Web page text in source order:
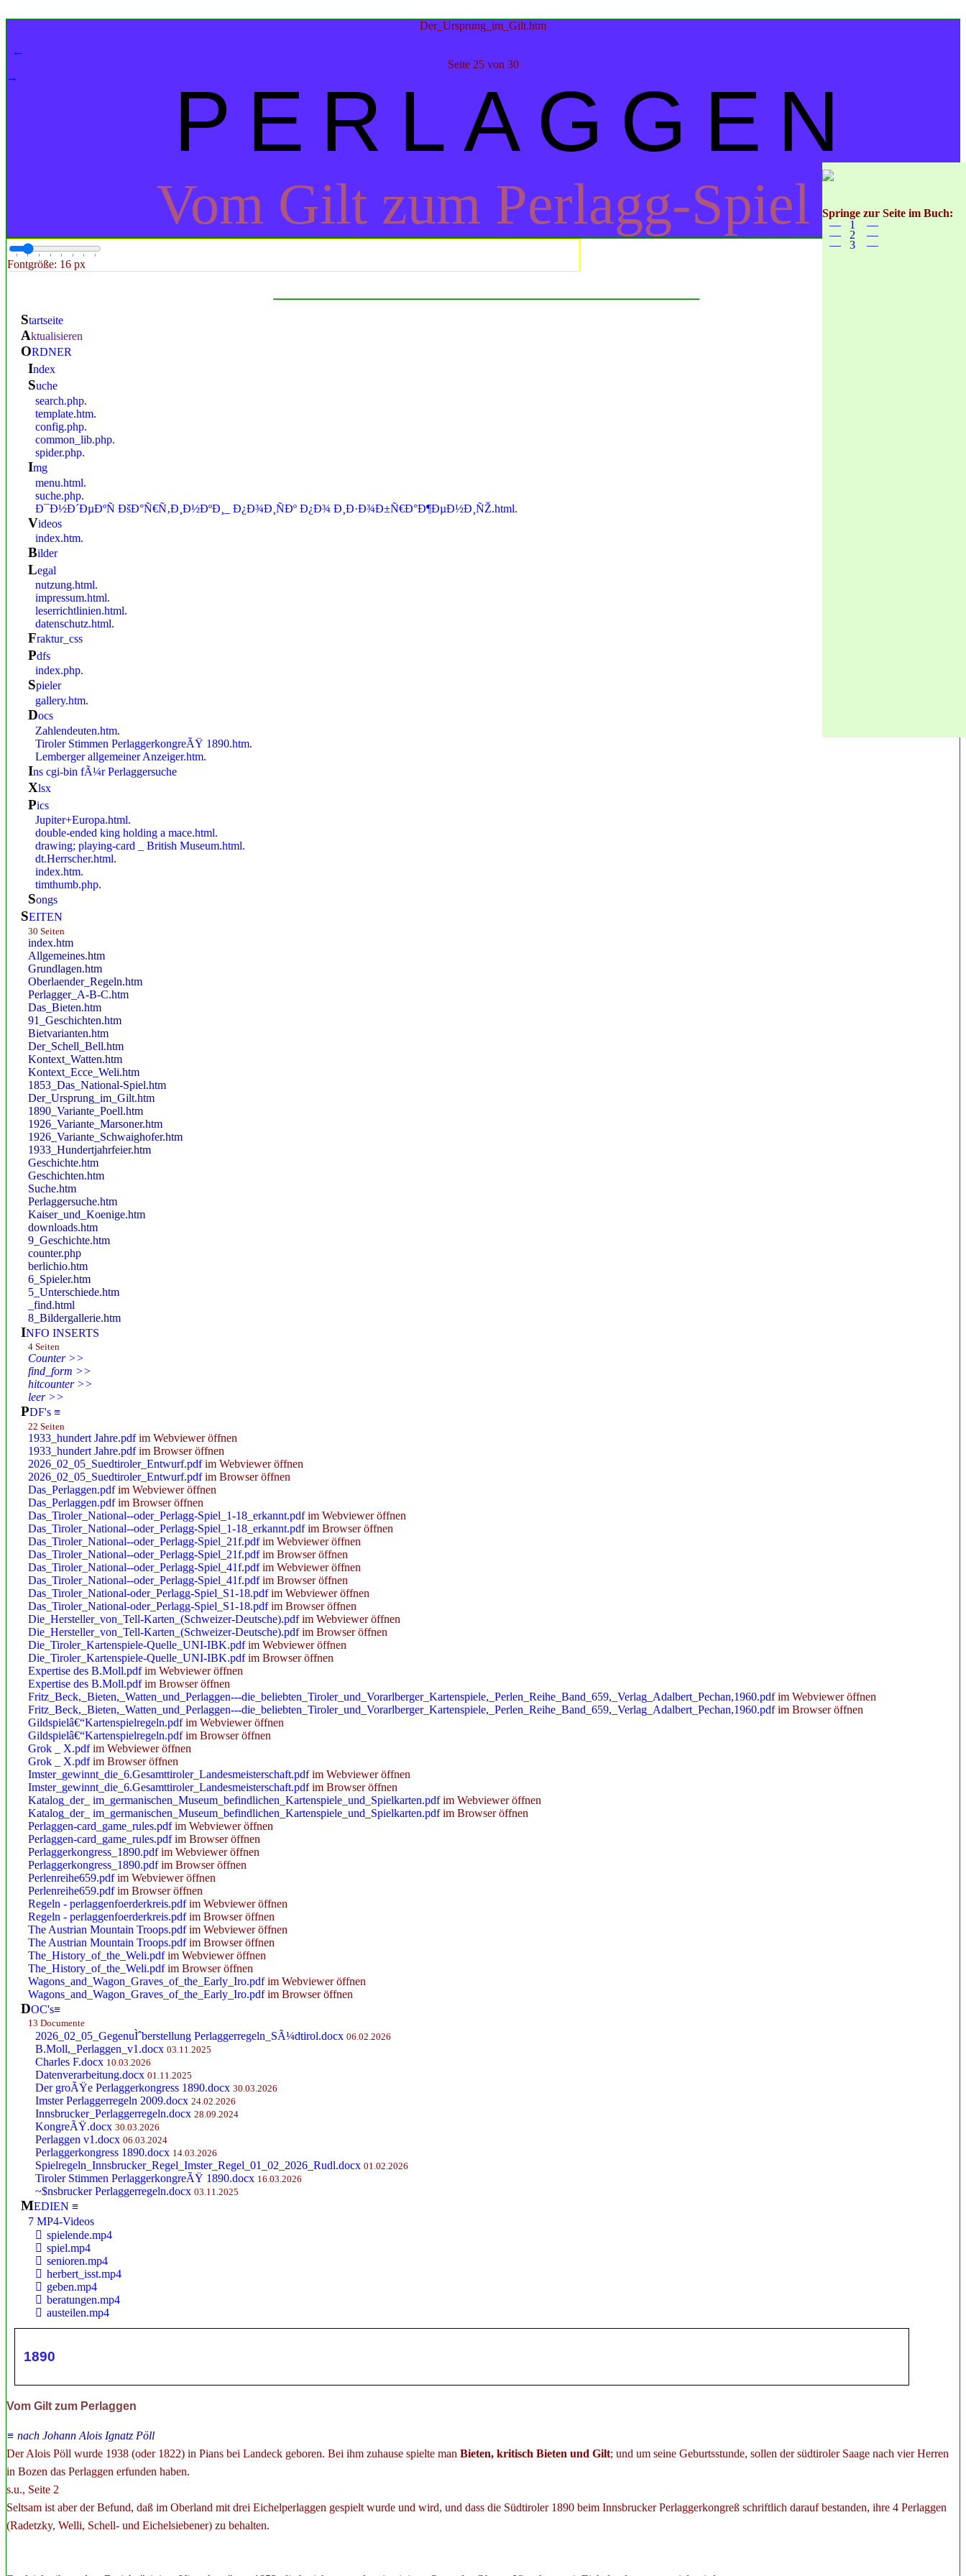
Der_Ursprung_im_Gilt.htm
←
Seite 25 von 30
→
PERLAGGEN
Vom Gilt zum Perlagg-Spiel
Fontgröße: 16 px
Startseite
aktualisieren
ORDNER
index
Suche
search.php.
template.htm.
config.php.
common_lib.php.
spider.php.
img
menu.html.
suche.php.
Ð¯Ð½Ð´ÐµÐºÑ ÐšÐ°Ñ€Ñ‚Ð¸Ð½ÐºÐ¸_ Ð¿Ð¾Ð¸ÑÐº Ð¿Ð¾ Ð¸Ð·Ð¾Ð±Ñ€Ð°Ð¶ÐµÐ½Ð¸ÑŽ.html.
videos
index.htm.
bilder
legal
nutzung.html.
impressum.html.
leserrichtlinien.html.
datenschutz.html.
fraktur_css
pdfs
index.php.
Spieler
gallery.htm.
docs
Zahlendeuten.htm.
Tiroler Stimmen PerlaggerkongreÃŸ 1890.htm.
Lemberger allgemeiner Anzeiger.htm.
ins cgi-bin fÃ¼r Perlaggersuche
xlsx
pics
Jupiter+Europa.html.
double-ended king holding a mace.html.
drawing; playing-card _ British Museum.html.
dt.Herrscher.html.
index.htm.
timthumb.php.
songs
SEITEN
30 Seiten
index.htm
Allgemeines.htm
Grundlagen.htm
Oberlaender_Regeln.htm
Perlagger_A-B-C.htm
Das_Bieten.htm
91_Geschichten.htm
Bietvarianten.htm
Der_Schell_Bell.htm
Kontext_Watten.htm
Kontext_Ecce_Weli.htm
1853_Das_National-Spiel.htm
Der_Ursprung_im_Gilt.htm
1890_Variante_Poell.htm
1926_Variante_Marsoner.htm
1926_Variante_Schwaighofer.htm
1933_Hundertjahrfeier.htm
Geschichte.htm
Geschichten.htm
Suche.htm
Perlaggersuche.htm
Kaiser_und_Koenige.htm
downloads.htm
9_Geschichte.htm
counter.php
berlichio.htm
6_Spieler.htm
5_Unterschiede.htm
_find.html
8_Bildergallerie.htm
INFO INSERTS
4 Seiten
Counter >>
find_form >>
hitcounter >>
leer >>
PDF's ≡
22 Seiten
1933_hundert Jahre.pdfim Webviewer öffnen
1933_hundert Jahre.pdfim Browser öffnen
2026_02_05_Suedtiroler_Entwurf.pdfim Webviewer öffnen
2026_02_05_Suedtiroler_Entwurf.pdfim Browser öffnen
Das_Perlaggen.pdfim Webviewer öffnen
Das_Perlaggen.pdfim Browser öffnen
Das_Tiroler_National--oder_Perlagg-Spiel_1-18_erkannt.pdfim Webviewer öffnen
Das_Tiroler_National--oder_Perlagg-Spiel_1-18_erkannt.pdfim Browser öffnen
Das_Tiroler_National--oder_Perlagg-Spiel_21f.pdfim Webviewer öffnen
Das_Tiroler_National--oder_Perlagg-Spiel_21f.pdfim Browser öffnen
Das_Tiroler_National--oder_Perlagg-Spiel_41f.pdfim Webviewer öffnen
Das_Tiroler_National--oder_Perlagg-Spiel_41f.pdfim Browser öffnen
Das_Tiroler_National-oder_Perlagg-Spiel_S1-18.pdfim Webviewer öffnen
Das_Tiroler_National-oder_Perlagg-Spiel_S1-18.pdfim Browser öffnen
Die_Hersteller_von_Tell-Karten_(Schweizer-Deutsche).pdfim Webviewer öffnen
Die_Hersteller_von_Tell-Karten_(Schweizer-Deutsche).pdfim Browser öffnen
Die_Tiroler_Kartenspiele-Quelle_UNI-IBK.pdfim Webviewer öffnen
Die_Tiroler_Kartenspiele-Quelle_UNI-IBK.pdfim Browser öffnen
Expertise des B.Moll.pdfim Webviewer öffnen
Expertise des B.Moll.pdfim Browser öffnen
Fritz_Beck,_Bieten,_Watten_und_Perlaggen---die_beliebten_Tiroler_und_Vorarlberger_Kartenspiele,_Perlen_Reihe_Band_659,_Verlag_Adalbert_Pechan,1960.pdfim Webviewer öffnen
Fritz_Beck,_Bieten,_Watten_und_Perlaggen---die_beliebten_Tiroler_und_Vorarlberger_Kartenspiele,_Perlen_Reihe_Band_659,_Verlag_Adalbert_Pechan,1960.pdfim Browser öffnen
Gildspielâ€“Kartenspielregeln.pdfim Webviewer öffnen
Gildspielâ€“Kartenspielregeln.pdfim Browser öffnen
Grok _ X.pdfim Webviewer öffnen
Grok _ X.pdfim Browser öffnen
Imster_gewinnt_die_6.Gesamttiroler_Landesmeisterschaft.pdfim Webviewer öffnen
Imster_gewinnt_die_6.Gesamttiroler_Landesmeisterschaft.pdfim Browser öffnen
Katalog_der_ im_germanischen_Museum_befindlichen_Kartenspiele_und_Spielkarten.pdfim Webviewer öffnen
Katalog_der_ im_germanischen_Museum_befindlichen_Kartenspiele_und_Spielkarten.pdfim Browser öffnen
Perlaggen-card_game_rules.pdfim Webviewer öffnen
Perlaggen-card_game_rules.pdfim Browser öffnen
Perlaggerkongress_1890.pdfim Webviewer öffnen
Perlaggerkongress_1890.pdfim Browser öffnen
Perlenreihe659.pdfim Webviewer öffnen
Perlenreihe659.pdfim Browser öffnen
Regeln - perlaggenfoerderkreis.pdfim Webviewer öffnen
Regeln - perlaggenfoerderkreis.pdfim Browser öffnen
The Austrian Mountain Troops.pdfim Webviewer öffnen
The Austrian Mountain Troops.pdfim Browser öffnen
The_History_of_the_Weli.pdfim Webviewer öffnen
The_History_of_the_Weli.pdfim Browser öffnen
Wagons_and_Wagon_Graves_of_the_Early_Iro.pdfim Webviewer öffnen
Wagons_and_Wagon_Graves_of_the_Early_Iro.pdfim Browser öffnen
DOC's≡
13 Documente
2026_02_05_GegenuÌˆberstellung Perlaggerregeln_SÃ¼dtirol.docx 06.02.2026
B.Moll,_Perlaggen_v1.docx 03.11.2025
Charles F.docx 10.03.2026
Datenverarbeitung.docx 01.11.2025
Der groÃŸe Perlaggerkongress 1890.docx 30.03.2026
Imster Perlaggerregeln 2009.docx 24.02.2026
Innsbrucker_Perlaggerregeln.docx 28.09.2024
KongreÃŸ.docx 30.03.2026
Perlaggen v1.docx 06.03.2024
Perlaggerkongress 1890.docx 14.03.2026
Spielregeln_Innsbrucker_Regel_Imster_Regel_01_02_2026_Rudl.docx 01.02.2026
Tiroler Stimmen PerlaggerkongreÃŸ 1890.docx 16.03.2026
~$nsbrucker Perlaggerregeln.docx 03.11.2025
MEDIEN ≡
7 MP4-Videos
 spielende.mp4
 spiel.mp4
 senioren.mp4
 herbert_isst.mp4
 geben.mp4
 beratungen.mp4
 austeilen.mp4
1890
Vom Gilt zum Perlaggen
≡ nach Johann Alois Ignatz Pöll
Der Alois Pöll wurde 1938 (oder 1822) in Pians bei Landeck geboren. Bei ihm zuhause spielte man Bieten, kritisch Bieten und Gilt; und um seine Geburtsstunde, sollen der südtiroler Saage nach vier Herren
in Bozen das Perlaggen erfunden haben.
s.u., Seite 2
Seltsam ist aber der Befund, daß im Oberland mit drei Eichelperlaggen gespielt wurde und wird, und dass die Südtiroler 1890 beim Innsbrucker Perlaggerkongreß schriftlich darauf bestanden, ihre 4 Perlaggen
(Radetzky, Welli, Schell- und Eichelsiebener) zu behalten.
Springe zur Seite im Buch:
— 1 —
— 2 —
— 3 —